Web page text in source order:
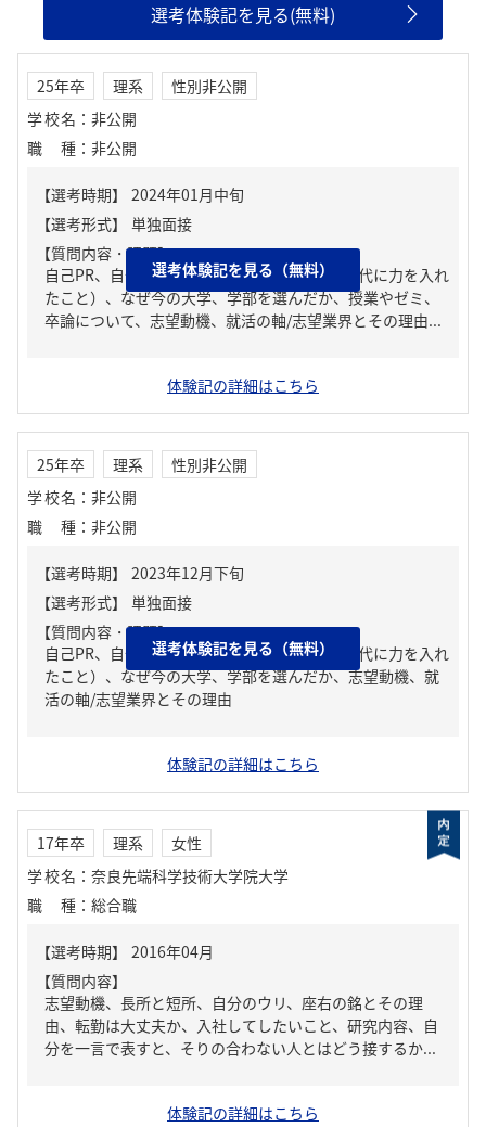
選考体験記を見る(無料)
25年卒 理系
性別非公開
学校名 ： 非公開
職種 ： 非公開
【質問内容・課題】
自己PR、自分の強み/弱み、ガクチカ（学生時代に力を入れ
たこと）、なぜ今の大学、学部を選んだか、授業やゼミ、
卒論について、志望動機、就活の軸/志望業界とその理由...
選考体験記を見る（無料）
体験記の詳細はこちら
25年卒 理系
性別非公開
学校名 ： 非公開
職種 ： 非公開
【質問内容・課題】
自己PR、自分の強み/弱み、ガクチカ（学生時代に力を入れ
たこと）、なぜ今の大学、学部を選んだか、志望動機、就
活の軸/志望業界とその理由
選考体験記を見る（無料）
体験記の詳細はこちら
17年卒 理系
女性
学校名 ： 奈良先端科学技術大学院大学
職種 ： 総合職
【質問内容】
志望動機、長所と短所、自分のウリ、座右の銘とその理
由、転勤は大丈夫か、入社してしたいこと、研究内容、自
分を一言で表すと、そりの合わない人とはどう接するか...
体験記の詳細はこちら